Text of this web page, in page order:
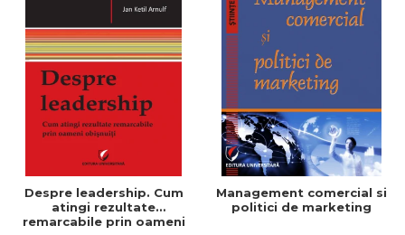
Despre leadership. Cum
atingi rezultate
remarcabile prin oameni
Management comercial si
politici de marketing